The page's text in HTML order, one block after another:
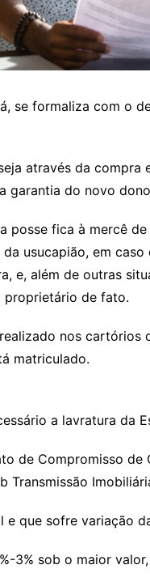
se formaliza com o
através da
garantia do novo
posse fica à mercê
usucapião, em
e, além de outras
proprietário de fato.
nos
matriculado.
a lavratura da
de Compromisso de
Transmissão
e que sofre variação
3% sob o maior